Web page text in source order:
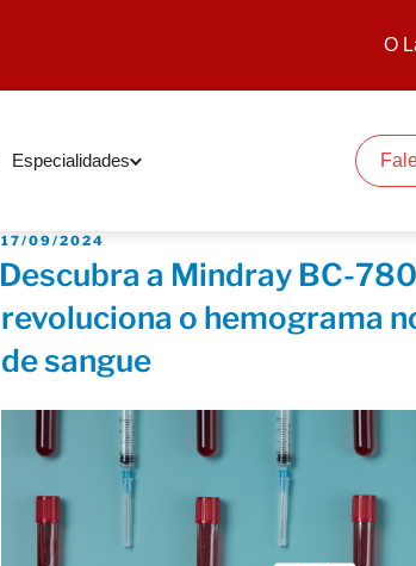
O
Especialidades
17/09/2024
Descubra a Mindray BC-
revoluciona o hemograma
de sangue